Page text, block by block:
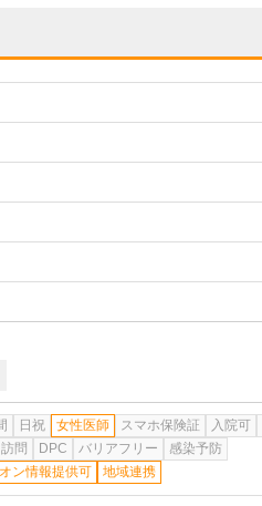
日祝 女性医師 スマホ保険証 入院可
訪問 DPC バリアフリー
感染予防
ン情報提供可 地域連携